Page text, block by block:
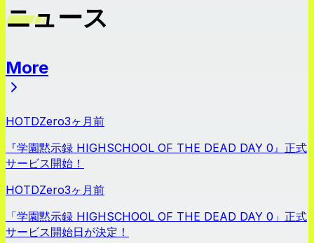
ニュース
More
HOTDZero3ヶ月前
『学園黙示録 HIGHSCHOOL OF THE DEAD DAY 0』正式
サービス開始！
HOTDZero3ヶ月前
「学園黙示録 HIGHSCHOOL OF THE DEAD DAY 0」正式
サービス開始日が決定！